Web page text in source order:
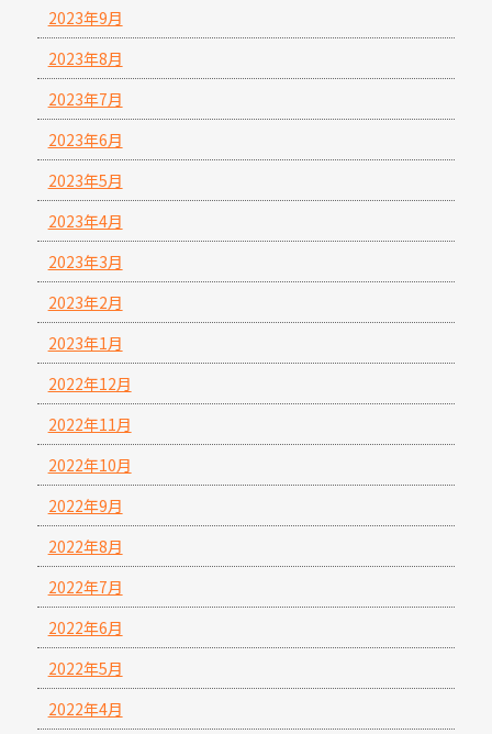
2023年9月
2023年8月
2023年7月
2023年6月
2023年5月
2023年4月
2023年3月
2023年2月
2023年1月
2022年12月
2022年11月
2022年10月
2022年9月
2022年8月
2022年7月
2022年6月
2022年5月
2022年4月